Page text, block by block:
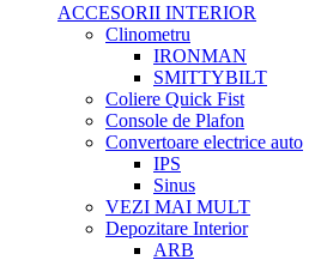
ACCESORII INTERIOR
Clinometru
IRONMAN
SMITTYBILT
Coliere Quick Fist
Console de Plafon
Convertoare electrice auto
IPS
Sinus
VEZI MAI MULT
Depozitare Interior
ARB